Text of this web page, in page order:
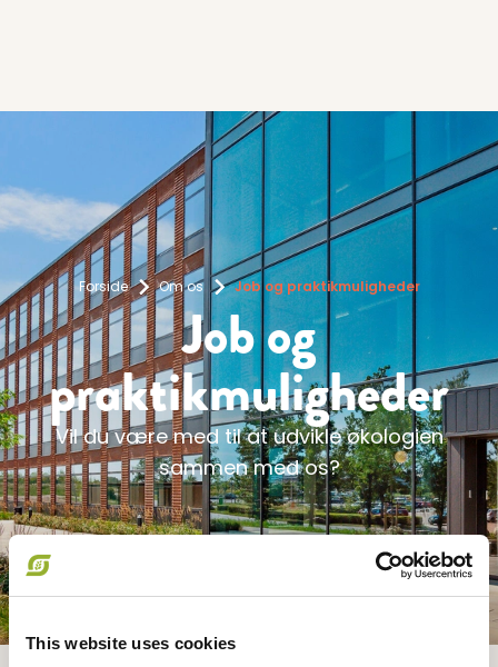
This website uses cookies
Forside Om os Job og praktikmuligheder
Job og
praktikmuligheder
Vil du være med til at udvikle økologien
sammen med os?